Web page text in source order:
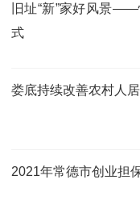
旧址“新”家好风景
式
娄底持续改善农村人
2021年常德市创业担